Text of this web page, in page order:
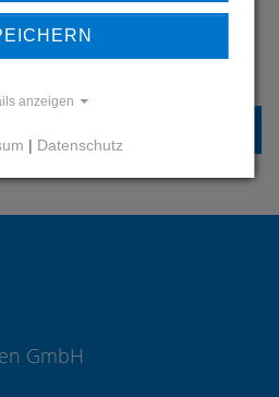
SIE FRAGEN?
GmbH
anzeigen
| Datenschutz